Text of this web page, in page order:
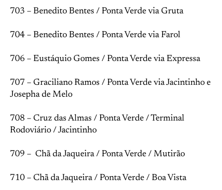
703 – Benedito Bentes / Ponta Verde via Gruta
704 – Benedito Bentes / Ponta Verde via Farol
706 – Eustáquio Gomes / Ponta Verde via Expressa
707 – Graciliano Ramos / Ponta Verde via Jacintinho e
Josepha de Melo
708 – Cruz das Almas / Ponta Verde / Terminal
Rodoviário / Jacintinho
709 – Chã da Jaqueira / Ponta Verde / Mutirão
710 – Chã da Jaqueira / Ponta Verde / Boa Vista